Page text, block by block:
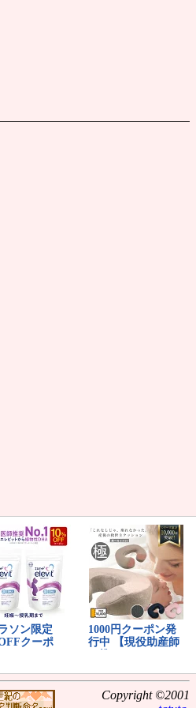
Copyright ©2001